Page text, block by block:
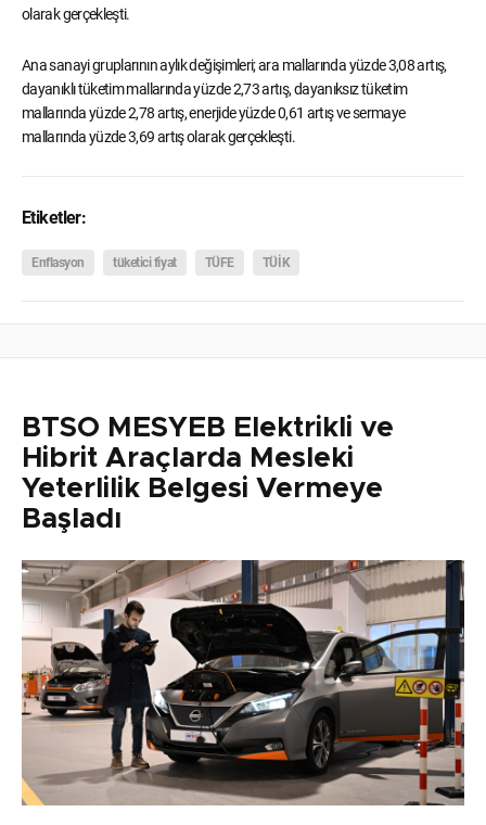
olarak gerçekleşti.
Ana sanayi gruplarının aylık değişimleri; ara mallarında yüzde 3,08 artış,
dayanıklı tüketim mallarında yüzde 2,73 artış, dayanıksız tüketim
mallarında yüzde 2,78 artış, enerjide yüzde 0,61 artış ve sermaye
mallarında yüzde 3,69 artış olarak gerçekleşti.
Etiketler:
Enflasyon tüketici fiyat TÜFE TÜİK
BTSO MESYEB Elektrikli ve
Hibrit Araçlarda Mesleki
Yeterlilik Belgesi Vermeye
Başladı